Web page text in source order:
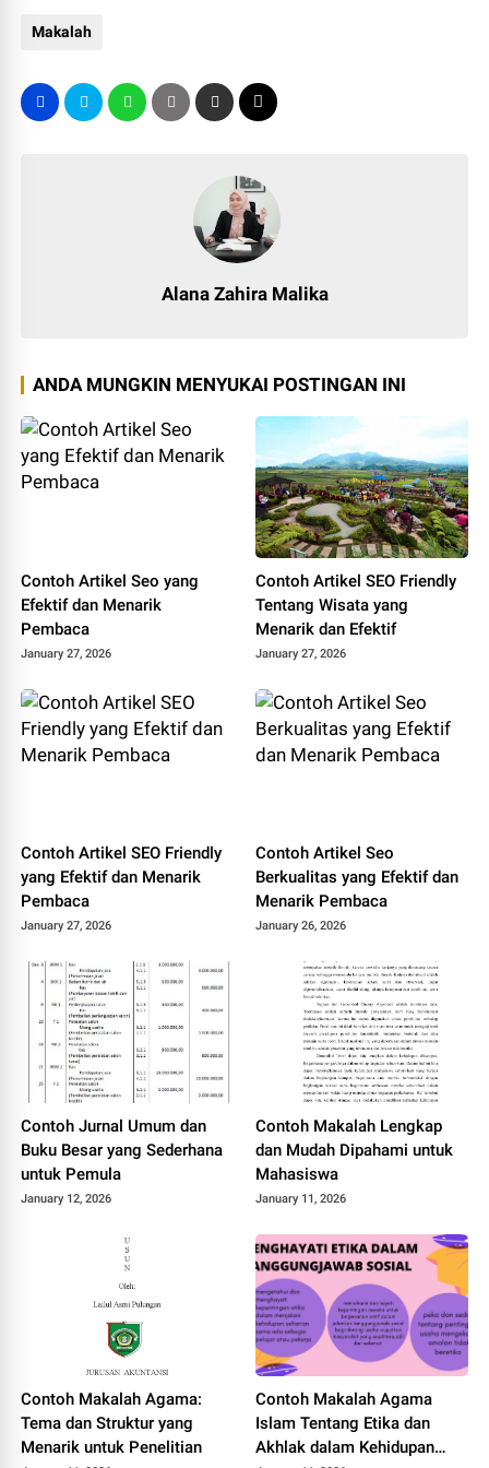
Makalah
Alana Zahira Malika
ANDA MUNGKIN MENYUKAI POSTINGAN INI
Contoh Artikel Seo yang
Efektif dan Menarik
Pembaca
January 27, 2026
Contoh Artikel SEO Friendly
Tentang Wisata yang
Menarik dan Efektif
January 27, 2026
Contoh Artikel SEO Friendly
yang Efektif dan Menarik
Pembaca
January 27, 2026
Contoh Artikel Seo
Berkualitas yang Efektif dan
Menarik Pembaca
January 26, 2026
Contoh Jurnal Umum dan
Buku Besar yang Sederhana
untuk Pemula
January 12, 2026
Contoh Makalah Lengkap
dan Mudah Dipahami untuk
Mahasiswa
January 11, 2026
Contoh Makalah Agama:
Tema dan Struktur yang
Menarik untuk Penelitian
Contoh Makalah Agama
Islam Tentang Etika dan
Akhlak dalam Kehidupan